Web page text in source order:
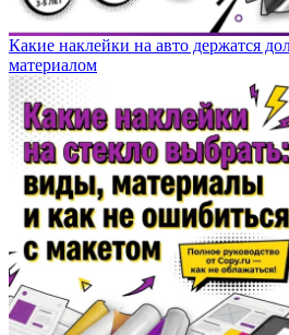
Какие наклейки на авто держатся
материалом